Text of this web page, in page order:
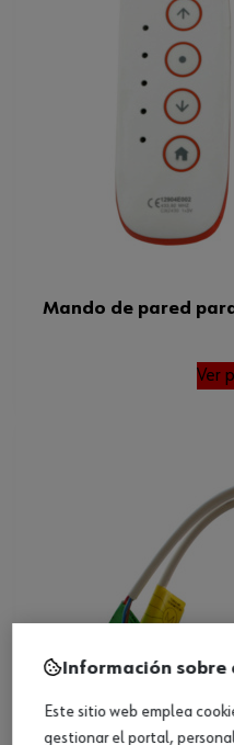
Mando de pared
Ver
Información sobre
Este sitio web emplea
gestionar el portal,